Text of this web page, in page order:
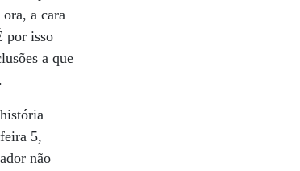
a cara
por isso
a que
5,
não